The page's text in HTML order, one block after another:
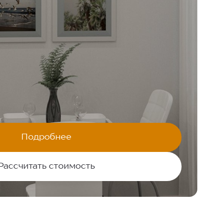
Подробнее
Рассчитать стоимость